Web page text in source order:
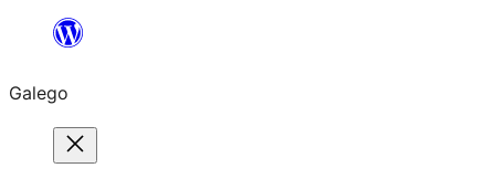
Saltar
contido
Galego